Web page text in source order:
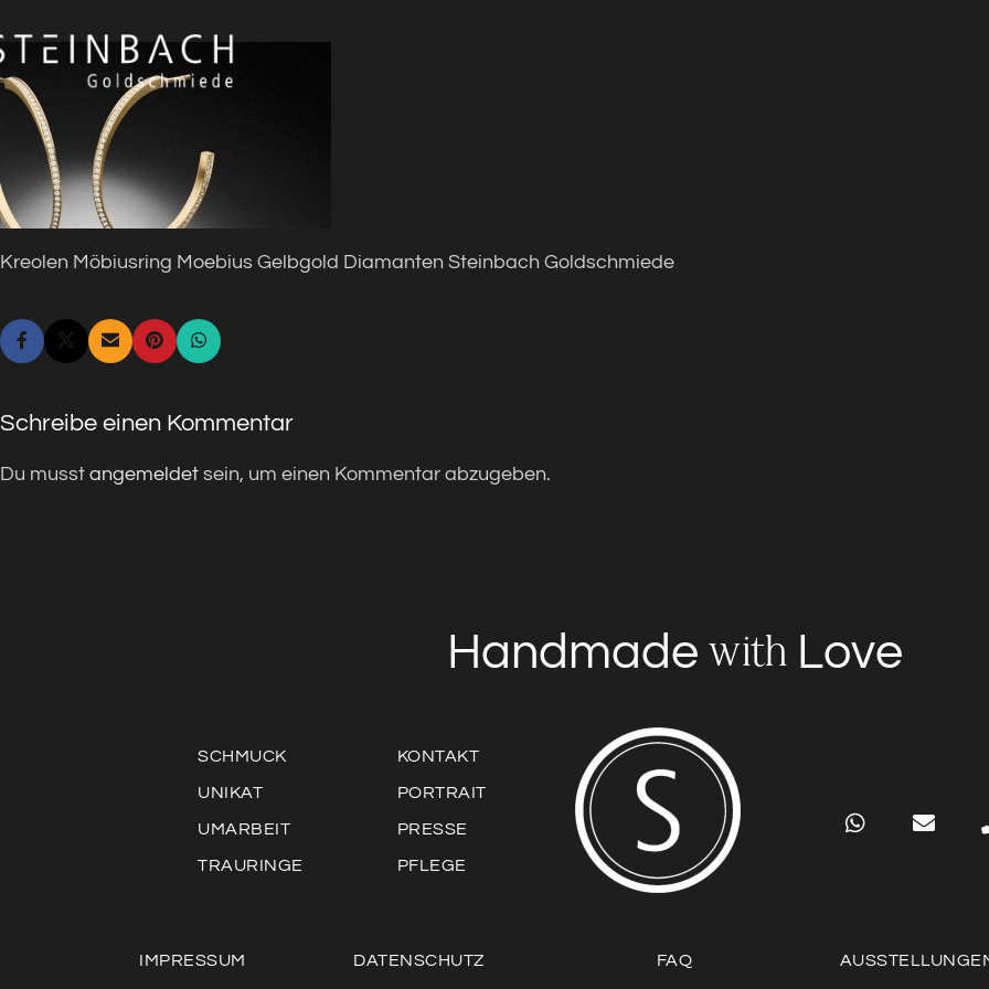
Kreolen Möbiusring Moebius Gelbgold Diamanten Steinbach Goldschmiede
Schreibe einen Kommentar
Du musst angemeldet sein, um einen Kommentar abzugeben.
Handmade with Love
SCHMUCK
UNIKAT
UMARBEIT
TRAURINGE
KONTAKT
PORTRAIT
PRESSE
PFLEGE
IMPRESSUM DATENSCHUTZ FAQ